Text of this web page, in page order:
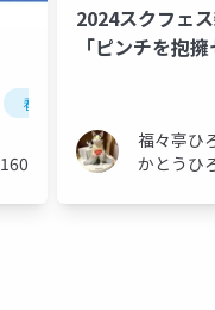
看護学
160
2024スクフェ
「ピンチを抱
福々亭ひ
かとうひ